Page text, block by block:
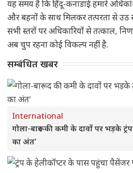
यह समय है कि हिंदू-कनाडाई हमारे
और बहनों के साथ मिलकर तत्परता से
सभी स्तरों पर अधिकारियों से तत्काल,
अब चुप रहना कोई विकल्प नहीं है.
सम्बंधित खबर
International
गोला-बारूद की कमी के दावों पर भड़के
का अंत'